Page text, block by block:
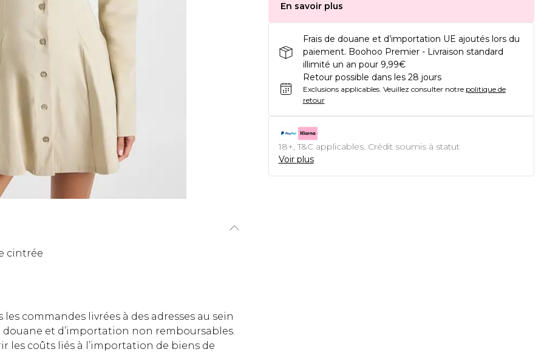
cintrée
commandes livrées à des adresses au sein
douane et d’importation non remboursables.
les coûts liés à l’importation de biens de
En savoir plus
Frais de douane et d’importation UE ajoutés lors du
paiement. Boohoo Premier - Livraison standard
illimité un an pour 9,99€
Retour possible dans les 28 jours
Exclusions applicables. Veuillez consulter notre politique de
retour
18+, T&C applicables. Crédit soumis à statut
Voir plus